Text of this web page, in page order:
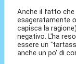
Anche il fatto
esageratamente
capisca la
negativo. L'ha
essere un
anche un po' di